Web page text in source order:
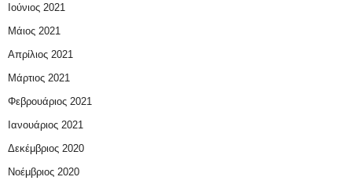
Ιούνιος 2021
Μάιος 2021
Απρίλιος 2021
Μάρτιος 2021
Φεβρουάριος 2021
Ιανουάριος 2021
Δεκέμβριος 2020
Νοέμβριος 2020